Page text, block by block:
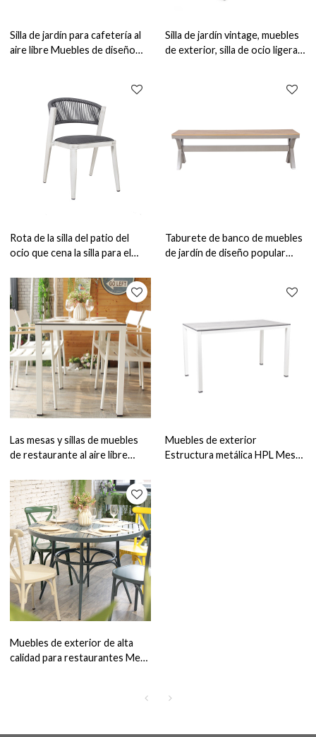
Silla de jardín para cafetería al
aire libre Muebles de diseño
Silla de jardín vintage, muebles
de exterior, silla de ocio ligera
Rota de la silla del patio del
ocio que cena la silla para el
muebles al aire libre del jardín
Taburete de banco de muebles
de jardín de diseño popular
Las mesas y sillas de muebles
de restaurante al aire libre
de contenedores
Muebles de exterior
Estructura metálica HPL Mesa
Muebles de exterior de alta
calidad para restaurantes Mesa